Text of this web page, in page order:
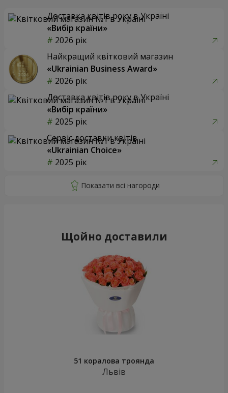
Доставка квітів року в Україні
«Вибір країни»
2026 рік
Найкращий квітковий магазин
«Ukrainian Business Award»
2026 рік
Доставка квітів року в Україні
«Вибір країни»
2025 рік
Сервіс доставки квітів
«Ukrainian Choice»
2025 рік
Щойно доставили
51 коралова троянда
Львів